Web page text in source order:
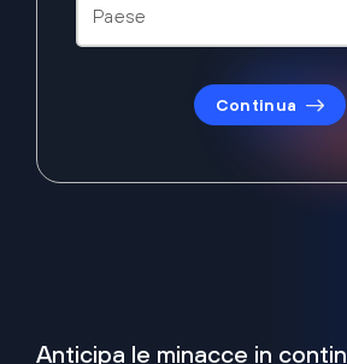
Continua
Anticipa le minacce in